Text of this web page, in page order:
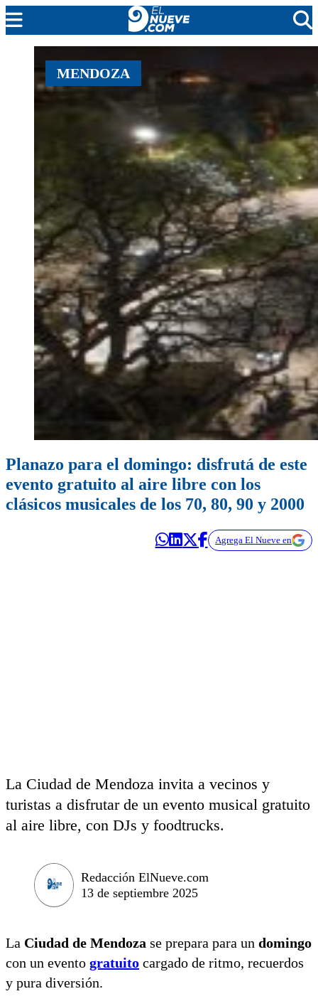
MENDOZA
CADA DÍA
EL NUEVE STREAMS
EN VIVO
MENDOZA
Planazo para el domingo: disfrutá de este
evento gratuito al aire libre con los
clásicos musicales de los 70, 80, 90 y 2000
Agrega El Nueve en
La Ciudad de Mendoza invita a vecinos y
turistas a disfrutar de un evento musical gratuito
al aire libre, con DJs y foodtrucks.
Redacción ElNueve.com
13 de septiembre 2025
La Ciudad de Mendoza se prepara para un domingo
con un evento gratuito cargado de ritmo, recuerdos
y pura diversión.